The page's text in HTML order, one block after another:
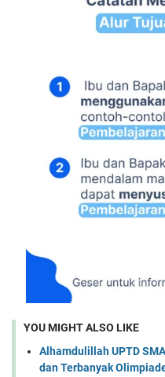
YOU MIGHT ALSO LIKE
Alhamdulillah UPTD
dan Terbanyak